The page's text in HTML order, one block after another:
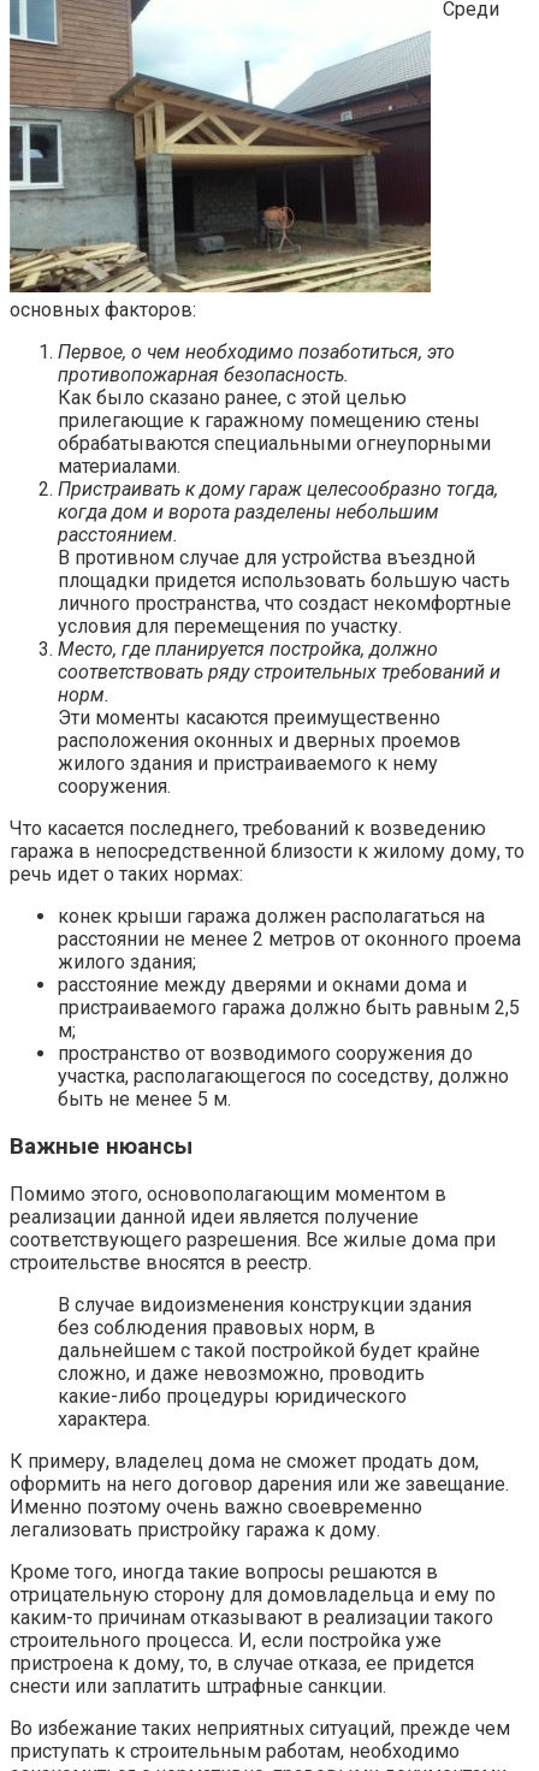
Среди
основных факторов:
Первое, о чем необходимо позаботиться, это
противопожарная безопасность.
Как было сказано ранее, с этой целью
прилегающие к гаражному помещению стены
обрабатываются специальными огнеупорными
материалами.
Пристраивать к дому гараж целесообразно тогда,
когда дом и ворота разделены небольшим
расстоянием.
В противном случае для устройства въездной
площадки придется использовать большую часть
личного пространства, что создаст некомфортные
условия для перемещения по участку.
Место, где планируется постройка, должно
соответствовать ряду строительных требований и
норм.
Эти моменты касаются преимущественно
расположения оконных и дверных проемов
жилого здания и пристраиваемого к нему
сооружения.
Что касается последнего, требований к возведению
гаража в непосредственной близости к жилому дому, то
речь идет о таких нормах:
конек крыши гаража должен располагаться на
расстоянии не менее 2 метров от оконного проема
жилого здания;
расстояние между дверями и окнами дома и
пристраиваемого гаража должно быть равным 2,5
м;
пространство от возводимого сооружения до
участка, располагающегося по соседству, должно
быть не менее 5 м.
Важные нюансы
Помимо этого, основополагающим моментом в
реализации данной идеи является получение
соответствующего разрешения. Все жилые дома при
строительстве вносятся в реестр.
В случае видоизменения конструкции здания
без соблюдения правовых норм, в
дальнейшем с такой постройкой будет крайне
сложно, и даже невозможно, проводить
какие-либо процедуры юридического
характера.
К примеру, владелец дома не сможет продать дом,
оформить на него договор дарения или же завещание.
Именно поэтому очень важно своевременно
легализовать пристройку гаража к дому.
Кроме того, иногда такие вопросы решаются в
отрицательную сторону для домовладельца и ему по
каким-то причинам отказывают в реализации такого
строительного процесса. И, если постройка уже
пристроена к дому, то, в случае отказа, ее придется
снести или заплатить штрафные санкции.
Во избежание таких неприятных ситуаций, прежде чем
приступать к строительным работам, необходимо